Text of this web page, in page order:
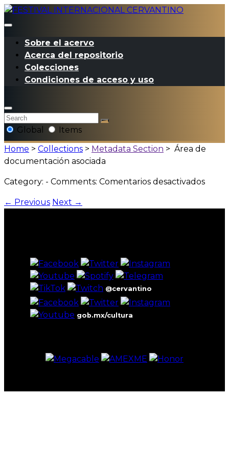
Sobre el acervo
Acerca del repositorio
Colecciones
Condiciones de acceso y uso
Global
Items
Home > Collections > Metadata Section > Área de
documentación asociada
Category: - Comments: Comentarios desactivadosen
← Previous Next →
@cervantino
gob.mx/cultura